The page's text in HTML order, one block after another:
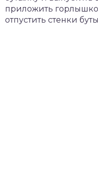
приложить
отпустить стенки